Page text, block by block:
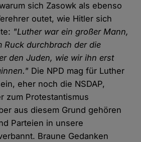
sich Zasowk als ebenso
outet, wie Hitler sich
"Luther war ein großer Mann,
Ruck durchbrach der die
den Juden, wie wir ihn erst
Die NPD mag für Luther
eher noch die NSDAP,
zum Protestantismus
aus diesem Grund gehören
Parteien in unsere
Braune Gedanken